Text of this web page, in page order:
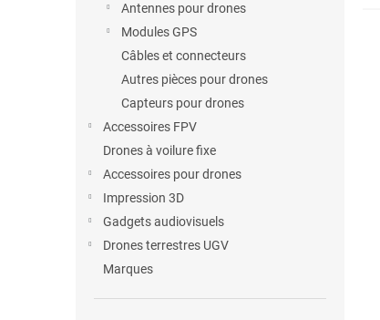
Antennes pour drones
Modules GPS
Câbles et connecteurs
Autres pièces pour drones
Capteurs pour drones
Accessoires FPV
Drones à voilure fixe
Accessoires pour drones
Impression 3D
Gadgets audiovisuels
Drones terrestres UGV
Marques